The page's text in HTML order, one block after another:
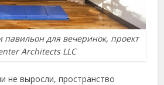
для вечеринок, проект
Architects LLC
не выросли, пространство